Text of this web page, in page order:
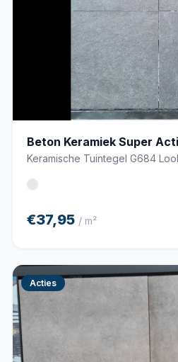
Beton Keramiek Super
Keramische Tuintegel G684
€37,95 / m²
Acties